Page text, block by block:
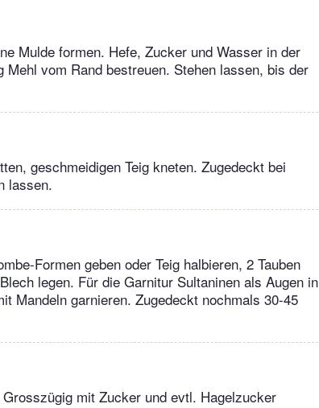
Mulde formen. Hefe, Zucker und Wasser in der
vom Rand bestreuen. Stehen lassen, bis der
geschmeidigen Teig kneten. Zugedeckt bei
lassen.
Formen geben oder Teig halbieren, 2 Tauben
legen. Für die Garnitur Sultaninen als Augen in
Mandeln garnieren. Zugedeckt nochmals 30-45
mit Zucker und evtl. Hagelzucker